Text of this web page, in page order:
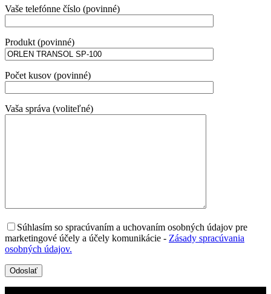
Vaše telefónne číslo (povinné)
Produkt (povinné)
Počet kusov (povinné)
Vaša správa (voliteľné)
Súhlasím so spracúvaním a uchovaním osobných údajov pre
marketingové účely a účely komunikácie - Zásady spracúvania
osobných údajov.